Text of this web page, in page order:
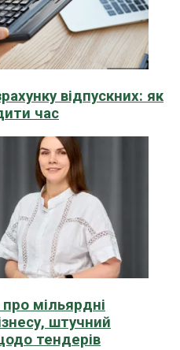
відпускних: як
час
мільярдні
штучний
тендерів